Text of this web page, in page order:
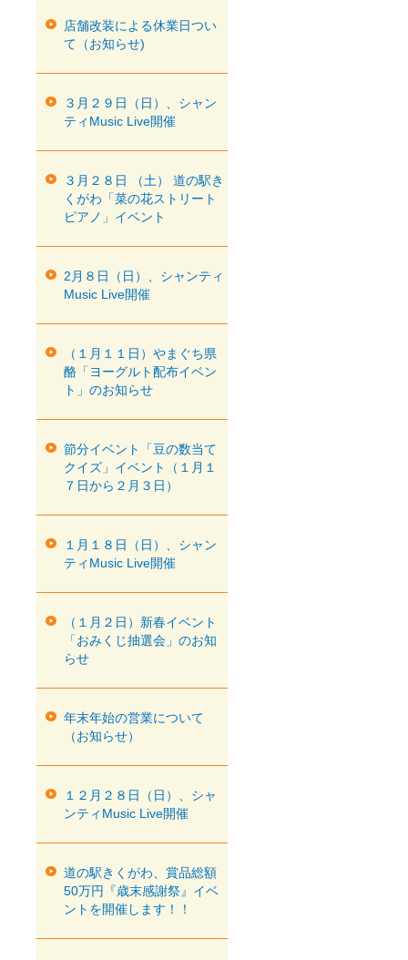
店舗改装による休業日つい
て（お知らせ)
３月２９日（日）、シャン
ティMusic Live開催
３月２８日 （土） 道の駅き
くがわ「菜の花ストリート
ピアノ」イベント
2月８日（日）、シャンティ
Music Live開催
（１月１１日）やまぐち県
酪「ヨーグルト配布イベン
ト」のお知らせ
節分イベント「豆の数当て
クイズ」イベント（１月１
７日から２月３日）
１月１８日（日）、シャン
ティMusic Live開催
（１月２日）新春イベント
「おみくじ抽選会」のお知
らせ
年末年始の営業について
（お知らせ）
１２月２８日（日）、シャ
ンティMusic Live開催
道の駅きくがわ、賞品総額
50万円『歳末感謝祭』イベ
ントを開催します！！